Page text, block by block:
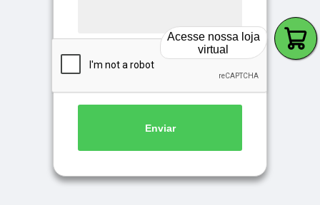
Enviar
Acesse nossa loja
virtual